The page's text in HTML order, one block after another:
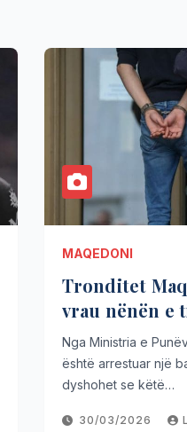
MAQEDONI
Tronditet
vrau nënën e
Nga Ministria e
është arrestuar një
dyshohet se këtë…
30/03/2026